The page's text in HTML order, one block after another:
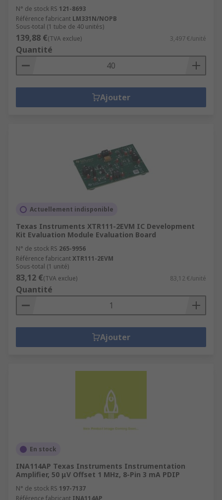
N° de stock RS 121-8693
Référence fabricant LM331N/NOPB
Sous-total (1 tube de 40 unités)
139,88 €(TVA exclue) 3,497 €/unité
Quantité
Ajouter
Actuellement indisponible
Texas Instruments XTR111-2EVM IC Development
Kit Evaluation Module Evaluation Board
N° de stock RS 265-9956
Référence fabricantXTR111-2EVM
Sous-total (1 unité)
83,12 €(TVA exclue) 83,12 €/unité
Quantité
Ajouter
En stock
INA114AP Texas Instruments Instrumentation
Amplifier, 50 μV Offset 1 MHz, 8-Pin 3 mA PDIP
N° de stock RS 197-7137
Référence fabricant INA114AP